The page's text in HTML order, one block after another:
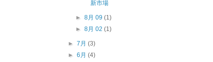
新市場
► 8月 09 (1)
► 8月 02 (1)
►7月(3)
►6月(4)